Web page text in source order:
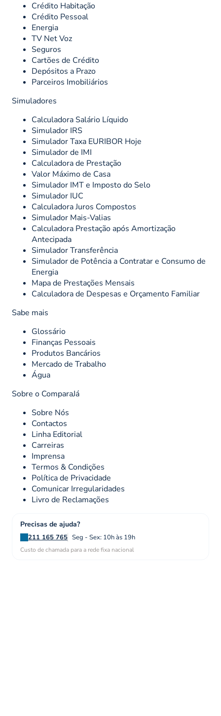
Crédito Habitação
Crédito Pessoal
Energia
TV Net Voz
Seguros
Cartões de Crédito
Depósitos a Prazo
Parceiros Imobiliários
Simuladores
Calculadora Salário Líquido
Simulador IRS
Simulador Taxa EURIBOR Hoje
Simulador de IMI
Calculadora de Prestação
Valor Máximo de Casa
Simulador IMT e Imposto do Selo
Simulador IUC
Calculadora Juros Compostos
Simulador Mais-Valias
Calculadora Prestação após Amortização
Antecipada
Simulador Transferência
Simulador de Potência a Contratar e Consumo de
Energia
Mapa de Prestações Mensais
Calculadora de Despesas e Orçamento Familiar
Sabe mais
Glossário
Finanças Pessoais
Produtos Bancários
Mercado de Trabalho
Água
Sobre o ComparaJá
Sobre Nós
Contactos
Linha Editorial
Carreiras
Imprensa
Termos & Condições
Política de Privacidade
Comunicar Irregularidades
Livro de Reclamações
Precisas de ajuda?
211 165 765 Seg - Sex: 10h às 19h
Custo de chamada para a rede fixa nacional